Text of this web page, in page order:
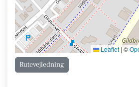
Leaflet | ©
Rutevejledning